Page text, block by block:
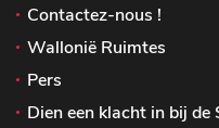
Contactez-nous !
Wallonië Ruimtes
Pers
Dien een klacht in bij de